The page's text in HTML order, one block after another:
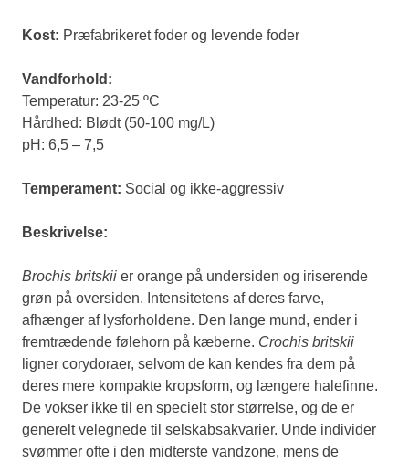
Kost: Præfabrikeret foder og levende foder
Vandforhold:
Temperatur: 23-25 ºC
Hårdhed: Blødt (50-100 mg/L)
pH: 6,5 – 7,5
Temperament: Social og ikke-aggressiv
Beskrivelse:
Brochis britskii er orange på undersiden og iriserende
grøn på oversiden. Intensitetens af deres farve,
afhænger af lysforholdene. Den lange mund, ender i
fremtrædende følehorn på kæberne. Crochis britskii
ligner corydoraer, selvom de kan kendes fra dem på
deres mere kompakte kropsform, og længere halefinne.
De vokser ikke til en specielt stor størrelse, og de er
generelt velegnede til selskabsakvarier. Unde individer
svømmer ofte i den midterste vandzone, mens de